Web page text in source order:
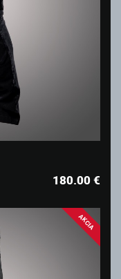
180.00€
AKCIA